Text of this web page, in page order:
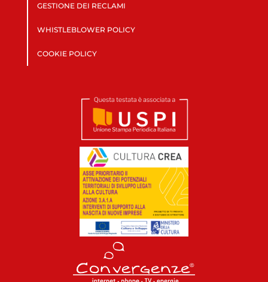
GESTIONE DEI RECLAMI
WHISTLEBLOWER POLICY
COOKIE POLICY